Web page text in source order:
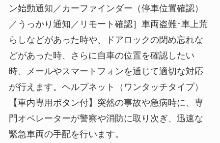
ン始動通知／カーファインダー（停車位置確認）
／うっかり通知／リモート確認］車両盗難･車上荒
らしなどがあった時や、ドアロックの閉め忘れな
どがあった時、さらに自車の位置を確認したい
時、メールやスマートフォンを通じて適切な対応
が行えます。ヘルプネット（ワンタッチタイプ）
【車内専用ボタン付】突然の事故や急病時に、専
門オペレーターが警察や消防に取り次ぎ、迅速な
緊急車両の手配を行います。